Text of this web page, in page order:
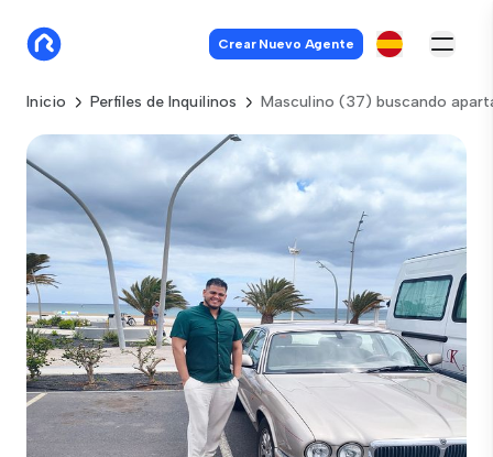
Crear Nuevo Agente
Inicio Perfiles de Inquilinos Masculino (37) buscando